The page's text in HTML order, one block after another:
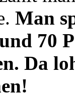
Man
70
Da